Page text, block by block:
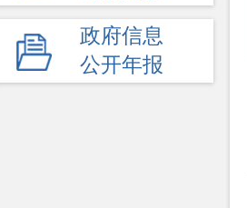
政府信息
公开年报